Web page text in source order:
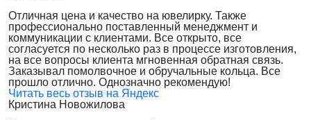
Отличная цена и качество на ювелирку. Также
профессионально поставленный менеджмент и
коммуникации с клиентами. Все открыто, все
согласуется по несколько раз в процессе изготовления,
на все вопросы клиента мгновенная обратная связь.
Заказывал помолвочное и обручальные кольца. Все
прошло отлично. Однозначно рекомендую!
Читать весь отзыв на Яндекс
Кристина Новожилова